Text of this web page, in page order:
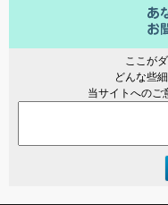
ここが
どんな些
当サイトへのご